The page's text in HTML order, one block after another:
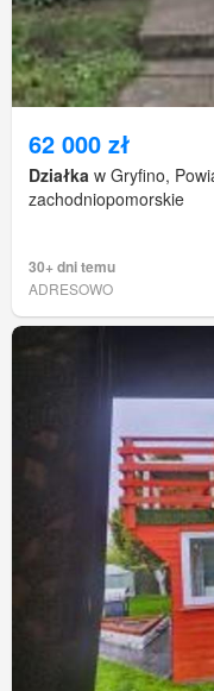
62 000 zł
Działka w Gryfino,
zachodniopomorskie
30+ dni temu
ADRESOWO